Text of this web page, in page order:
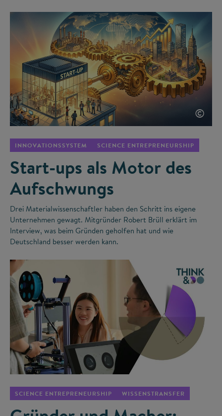
©
INNOVATIONSSYSTEM SCIENCE ENTREPRENEURSHIP
Start-ups als Motor des
Aufschwungs
Drei Materialwissenschaftler haben den Schritt ins eigene
Unternehmen gewagt. Mitgründer Robert Brüll erklärt im
Interview, was beim Gründen geholfen hat und wie
Deutschland besser werden kann.
SCIENCE ENTREPRENEURSHIP WISSENSTRANSFER